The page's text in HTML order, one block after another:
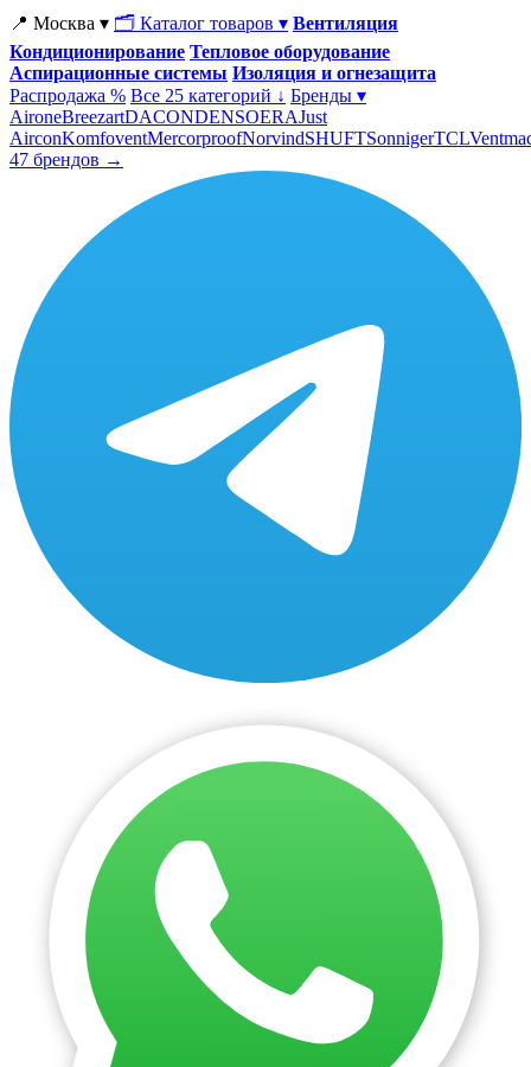
📍 Москва ▾ 🗂 Каталог товаров ▾ Вентиляция
Кондиционирование Тепловое оборудование
Аспирационные системы Изоляция и огнезащита
Распродажа % Все 25 категорий ↓ Бренды ▾
AironeBreezartDACONDENSOERAJust
AirconKomfoventMercorproofNorvindSHUFTSonnigerTCL
47 брендов →